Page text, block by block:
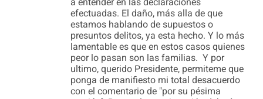
efectuadas. El daño, más alla de que
estamos hablando de supuestos o
presuntos delitos, ya esta hecho. Y lo más
lamentable es que en estos casos quienes
peor lo pasan son las familias. Y por
ultimo, querido Presidente, permiteme que
ponga de manifiesto mi total desacuerdo
con el comentario de "por su pésima